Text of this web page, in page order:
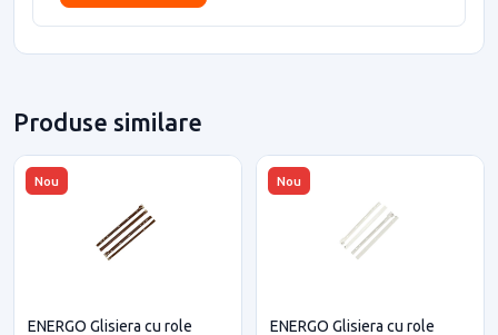
Produse similare
Nou
ENERGO Glisiera cu role
Nou
ENERGO Glisiera cu role